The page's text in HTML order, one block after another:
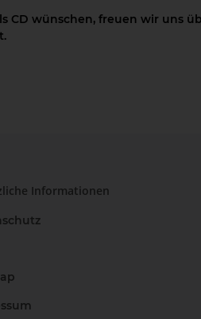
wünschen, freuen wir uns
Informationen